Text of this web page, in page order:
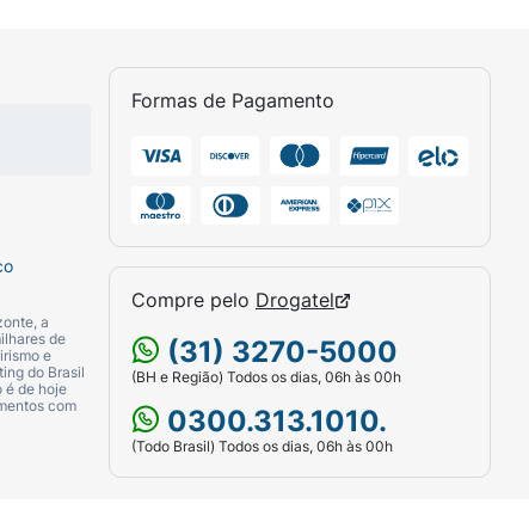
a
de
e
do Brasil
é de hoje
com
Formas de Pagamento
Compre pelo Drogatel
(31) 3270-5000
(BH e Região) Todos os dias, 06h às 00h
0300.313.1010.
(Todo Brasil) Todos os dias, 06h às 00h